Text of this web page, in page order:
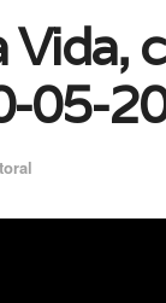
Vida,
05-